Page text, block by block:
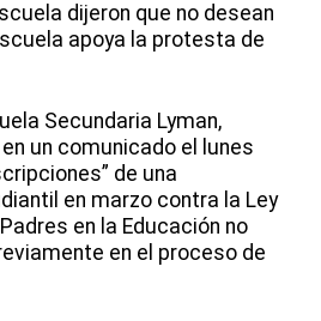
dijeron que no desean
apoya la protesta de
Secundaria Lyman,
un comunicado el lunes
de una
en marzo contra la Ley
en la Educación no
en el proceso de